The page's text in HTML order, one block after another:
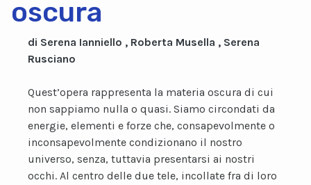
oscura
di Serena Ianniello , Roberta Musella , Serena
Rusciano
Quest’opera rappresenta la materia oscura di cui
non sappiamo nulla o quasi. Siamo circondati da
energie, elementi e forze che, consapevolmente o
inconsapevolmente condizionano il nostro
universo, senza, tuttavia presentarsi ai nostri
occhi. Al centro delle due tele, incollate fra di loro